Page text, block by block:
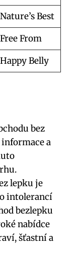
Nature’s Best
Free From
Happy Belly
bez
informace a
lepku je
intolerancí
bezlepku
nabídce
šťastní a